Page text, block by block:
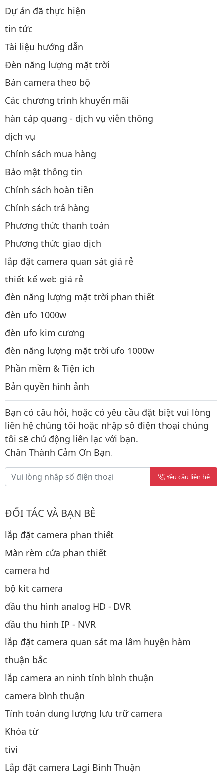
Dự án đã thực hiện
tin tức
Tài liệu hướng dẫn
Đèn năng lượng mặt trời
Bán camera theo bộ
Các chương trình khuyến mãi
hàn cáp quang - dịch vụ viễn thông
dịch vụ
Chính sách mua hàng
Bảo mật thông tin
Chính sách hoàn tiền
Chính sách trả hàng
Phương thức thanh toán
Phương thức giao dịch
lắp đặt camera quan sát giá rẻ
thiết kế web giá rẻ
đèn năng lượng mặt trời phan thiết
đèn ufo 1000w
đèn ufo kim cương
đèn năng lượng mặt trời ufo 1000w
Phần mềm & Tiện ích
Bản quyền hình ảnh
Bạn có câu hỏi, hoặc có yêu cầu đặt biệt vui lòng
liên hệ chúng tôi hoặc nhập số điện thoại chúng
tôi sẽ chủ động liên lạc với bạn.
Chân Thành Cảm Ơn Bạn.
Yêu cầu liên hệ
ĐỐI TÁC VÀ BẠN BÈ
lắp đặt camera phan thiết
Màn rèm cửa phan thiết
camera hd
bộ kit camera
đầu thu hình analog HD - DVR
đầu thu hình IP - NVR
lắp đặt camera quan sát ma lâm huyện hàm
thuận bắc
lắp camera an ninh tỉnh bình thuận
camera bình thuận
Tính toán dung lượng lưu trữ camera
Khóa từ
tivi
Lắp đặt camera Lagi Bình Thuận